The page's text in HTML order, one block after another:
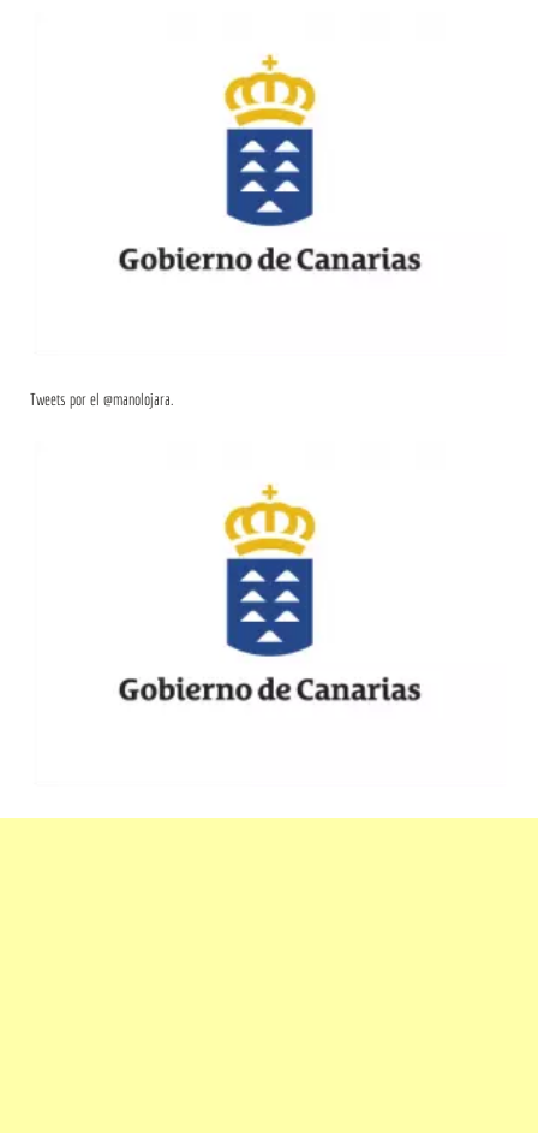
Tweets por el @manolojara.